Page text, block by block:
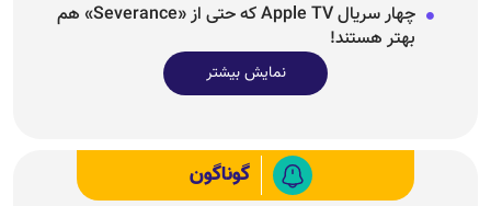
چهار سریال Apple TV که حتی از «Severance» هم
بهتر هستند!
نمایش بیشتر
گوناگون